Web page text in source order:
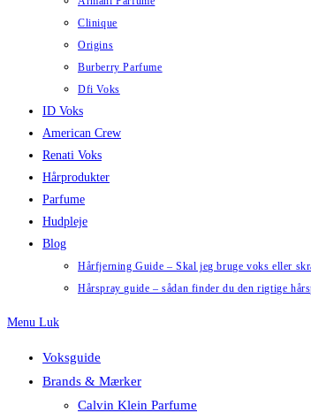
Clinique
Origins
Burberry Parfume
Dfi Voks
ID Voks
American Crew
Renati Voks
Hårprodukter
Parfume
Hudpleje
Blog
Hårfjerning Guide – Skal jeg bruge voks eller
Hårspray guide – sådan finder du den rigtige
Menu Luk
Voksguide
Brands & Mærker
Calvin Klein Parfume